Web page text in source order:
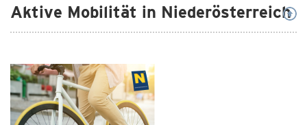
Aktive Mobilität in Niederösterreich